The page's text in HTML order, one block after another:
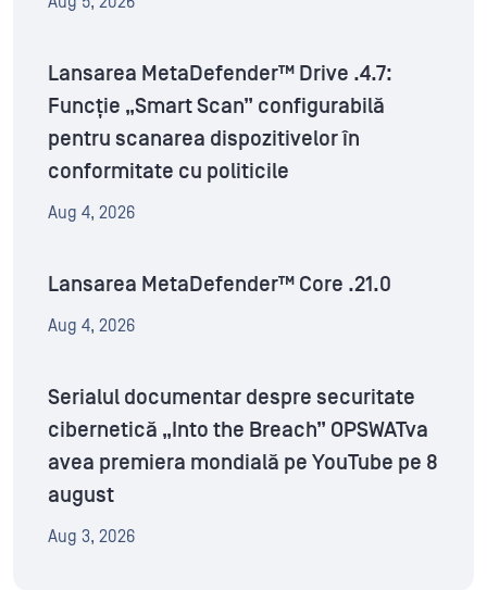
Lansarea MetaDefender™ Drive .4.7:
Funcție „Smart Scan” configurabilă
pentru scanarea dispozitivelor în
conformitate cu politicile
Aug 4, 2026
Lansarea MetaDefender™ Core .21.0
Aug 4, 2026
Serialul documentar despre securitate
cibernetică „Into the Breach” OPSWATva
avea premiera mondială pe YouTube pe 8
august
Aug 3, 2026